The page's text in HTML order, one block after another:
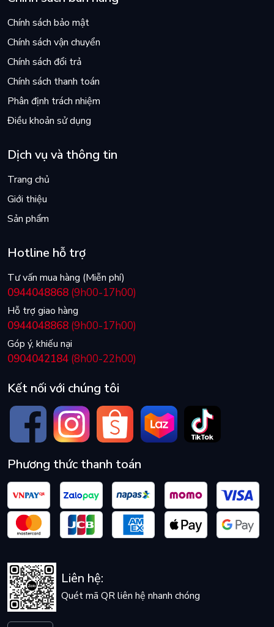
Chính sách bảo mật
Chính sách vận chuyển
Chính sách đổi trả
Chính sách thanh toán
Phân định trách nhiệm
Điều khoản sử dụng
Dịch vụ và thông tin
Trang chủ
Giới thiệu
Sản phẩm
Hotline hỗ trợ
Tư vấn mua hàng (Miễn phí)
0944048868 (9h00-17h00)
Hỗ trợ giao hàng
0944048868 (9h00-17h00)
Góp ý, khiếu nại
0904042184 (8h00-22h00)
Kết nối với chúng tôi
Phương thức thanh toán
Liên hệ:
Quét mã QR liên hệ nhanh chóng